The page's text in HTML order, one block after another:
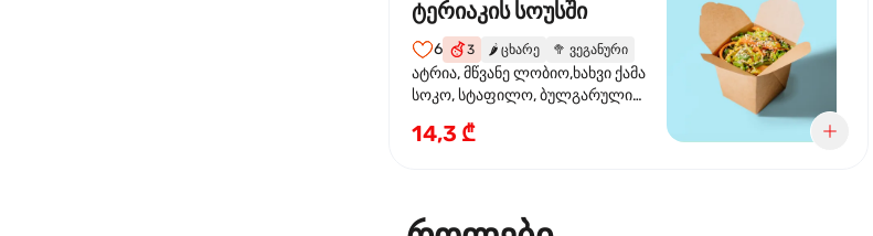
ტერიაკის სოუსში
6 3 🌶️ ცხარე 🥦 ვეგანური
ატრია, მწვანე ლობიო,ხახვი ქამა
სოკო, სტაფილო, ბულგარული
ტერიაკის სოუსი, ყაბაყი
14,3 ₾